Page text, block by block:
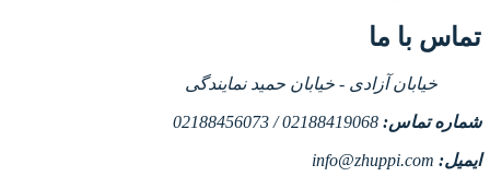
تماس با ما
خیابان آزادی - خیابان حمید نمایندگی
شماره تماس: 02188419068 / 02188456073
ایمیل: info@zhuppi.com